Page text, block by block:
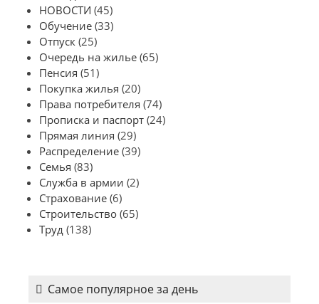
НОВОСТИ (45)
Обучение (33)
Отпуск (25)
Очередь на жилье (65)
Пенсия (51)
Покупка жилья (20)
Права потребителя (74)
Прописка и паспорт (24)
Прямая линия (29)
Распределение (39)
Семья (83)
Служба в армии (2)
Страхование (6)
Строительство (65)
Труд (138)
Самое популярное за день